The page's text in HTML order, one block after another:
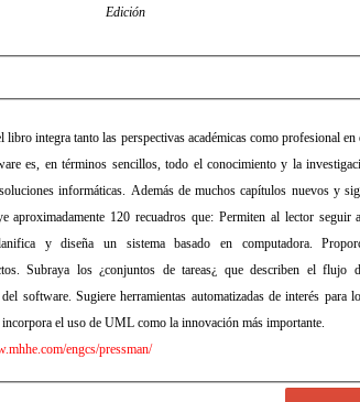
Edición
libro integra tanto las perspectivas académicas como profesional en
es, en términos sencillos, todo el conocimiento y la
informáticas. Además de muchos capítulos nuevos y
aproximadamente 120 recuadros que: Permiten al lector seguir
y diseña un sistema basado en computadora.
Subraya los ¿conjuntos de tareas¿ que describen el flujo
software. Sugiere herramientas automatizadas de interés para
el uso de UML como la innovación más importante.
engcs/pressman/